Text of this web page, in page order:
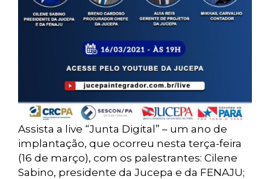
Assista a live “Junta Digital” – um ano de
implantação, que ocorreu nesta terça-feira
(16 de março), com os palestrantes: Cilene
Sabino, presidente da Jucepa e da FENAJU;